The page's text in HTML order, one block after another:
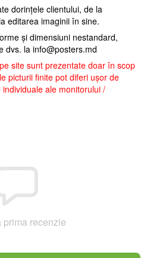
dorințele clientului, de la
editarea imaginii în sine.
și dimensiuni nestandard,
dvs. la info@posters.md
site sunt prezentate doar în scop
picturii finite pot diferi ușor de
ale monitorului /
prima recenzie